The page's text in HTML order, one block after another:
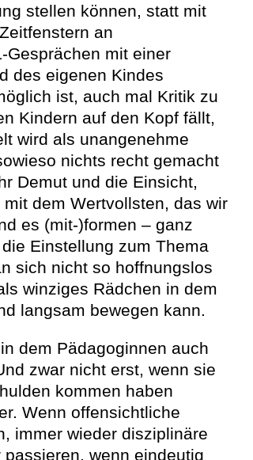
stellen können, statt mit
an
Gesprächen mit einer
des eigenen Kindes
ist, auch mal Kritik zu
Kindern auf den Kopf fällt,
wird als unangenehme
nichts recht gemacht
Demut und die Einsicht,
dem Wertvollsten, das wir
es (mit-)formen – ganz
Einstellung zum Thema
sich nicht so hoffnungslos
winziges Rädchen in dem
langsam bewegen kann.
dem Pädagoginnen auch
zwar nicht erst, wenn sie
kommen haben
Wenn offensichtliche
immer wieder disziplinäre
wenn eindeutig